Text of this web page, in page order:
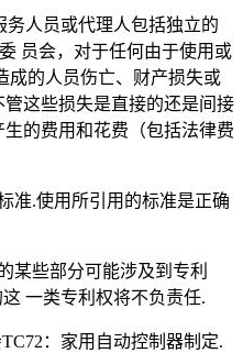
务人员或代理人包括独立的
员会，对于任何由于使用或
成的人员伤亡、财产损失或
这些损失是直接的还是间接
的费用和花费（包括法律费
准.使用所引用的标准是正确
某些部分可能涉及到专利
一类专利权将不负责任.
：家用自动控制器制定.